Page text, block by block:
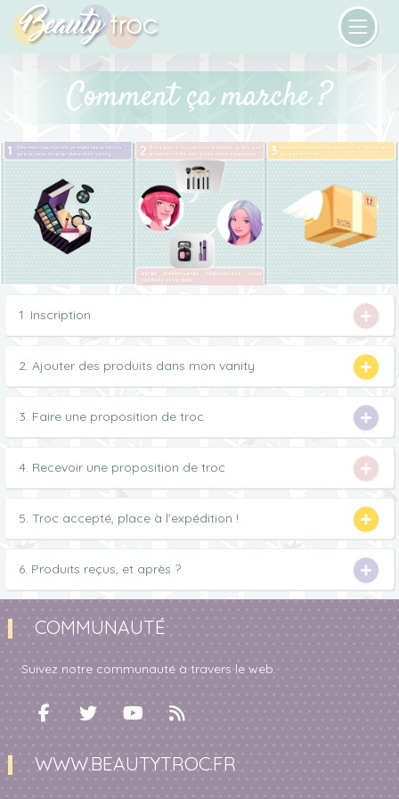
Comment ça marche ?
1. Inscription
2. Ajouter des produits dans mon vanity
3. Faire une proposition de troc
4. Recevoir une proposition de troc
5. Troc accepté, place à l’expédition !
6. Produits reçus, et après ?
COMMUNAUTÉ
Suivez notre communauté à travers le web.
WWW.BEAUTYTROC.FR